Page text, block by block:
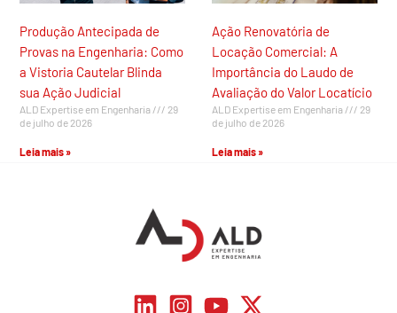
Produção Antecipada de
Provas na Engenharia: Como
a Vistoria Cautelar Blinda
sua Ação Judicial
ALD Expertise em Engenharia
29
de julho de 2026
Leia mais »
Ação Renovatória de
Locação Comercial: A
Importância do Laudo de
Avaliação do Valor Locatício
ALD Expertise em Engenharia
29
de julho de 2026
Leia mais »